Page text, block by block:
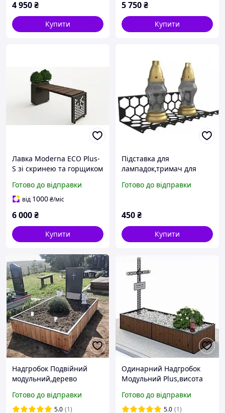
4 950₴
Купити
5 750₴
Купити
Лавка Moderna ECO Plus-
S зі скринею та горщиком
Готово до відправки
від 1000₴/міс
6 000₴
Купити
Підставка для
лампадок,тримач для
Готово до відправки
450₴
Купити
Надгробок Подвійний
модульний,дерево
Готово до відправки
5.0 (1)
Одинарний Надгробок
Модульний Plus,висота
Готово до відправки
5.0 (1)